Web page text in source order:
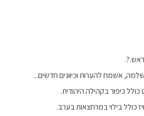
אשמח להערות וכיוונים חדשים...